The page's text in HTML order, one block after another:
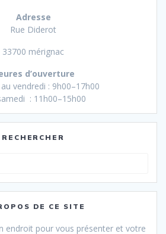
Adresse
Rue Diderot
33700 mérignac
d’ouverture
vendredi : 9h00–17h00
: 11h00–15h00
RECHERCHER
:
DE CE SITE
endroit pour vous présenter et votre